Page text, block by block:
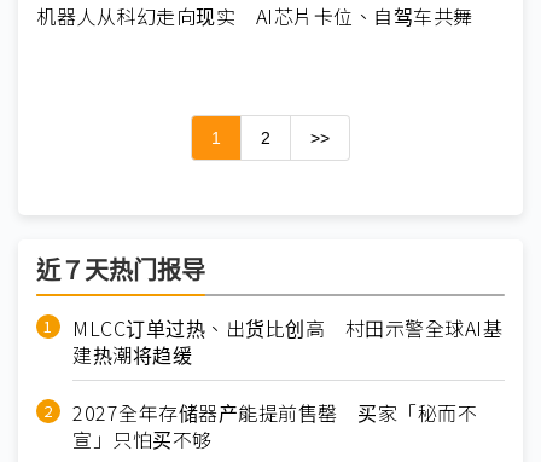
机器人从科幻走向现实 AI芯片卡位、自驾车共舞
1 2 >>
近７天热门报导
MLCC订单过热、出货比创高 村田示警全球AI基
建热潮将趋缓
2027全年存储器产能提前售罄 买家「秘而不
宣」只怕买不够